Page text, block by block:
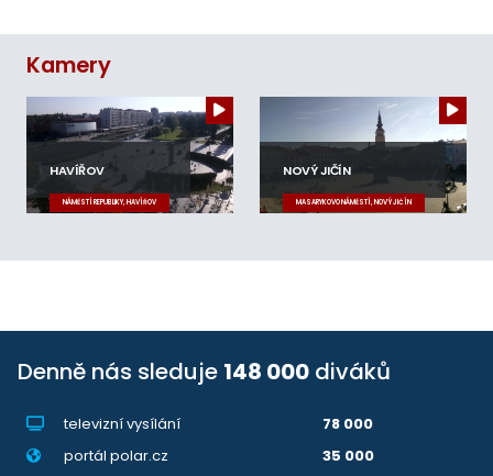
Kamery
HAVÍŘOV
NÁMĚSTÍ REPUBLIKY, HAVÍŘOV
NOVÝ JIČÍN
MASARYKOVO NÁMĚSTÍ, NOVÝ JIČÍN
Denně nás sleduje 148 000 diváků
televizní vysílání
78 000
portál polar.cz
35 000